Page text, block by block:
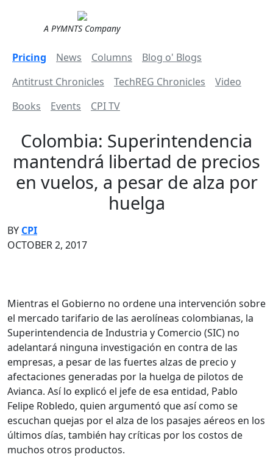
A PYMNTS Company
Pricing News Columns
Blog o' Blogs
Antitrust Chronicles
TechREG Chronicles
Video
Books
Events CPI TV
Colombia: Superintendencia
mantendrá libertad de precios
en vuelos, a pesar de alza por
huelga
BY CPI
OCTOBER 2, 2017
Mientras el Gobierno no ordene una intervención sobre
el mercado tarifario de las aerolíneas colombianas, la
Superintendencia de Industria y Comercio (SIC) no
adelantará ninguna investigación en contra de las
empresas, a pesar de las fuertes alzas de precio y
afectaciones generadas por la huelga de pilotos de
Avianca. Así lo explicó el jefe de esa entidad, Pablo
Felipe Robledo, quien argumentó que así como se
escuchan quejas por el alza de los pasajes aéreos en los
últimos días, también hay críticas por los costos de
muchos otros productos.